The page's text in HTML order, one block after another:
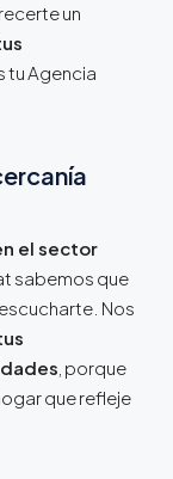
un
tu Agencia
el sector
sabemos que
Nos
, porque
que refleje